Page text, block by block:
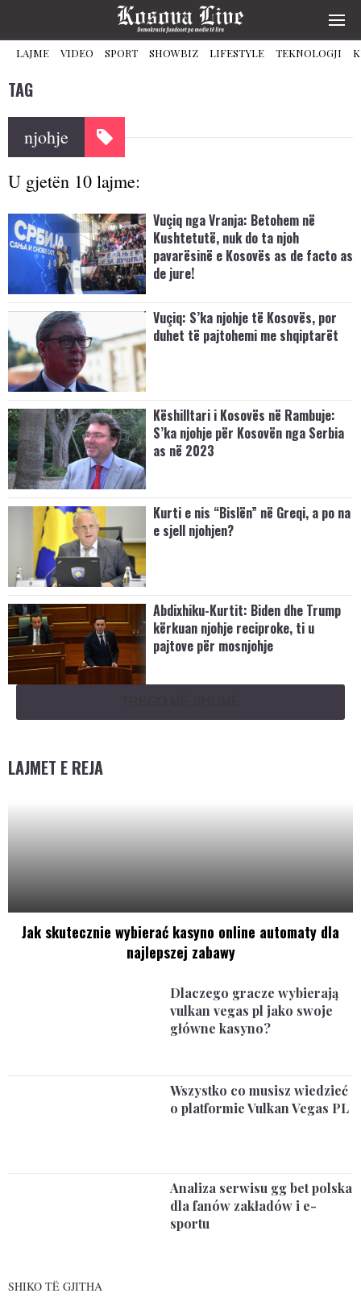
LAJME VIDEO SPORT SHOWBIZ LIFESTYLE TEKNOLOGJI
TAG
njohje
U gjetën 10 lajme:
Vuçiq nga Vranja: Betohem në
Kushtetutë, nuk do ta njoh
pavarësinë e Kosovës as de facto as
de jure!
Vuçiq: S’ka njohje të Kosovës, por
duhet të pajtohemi me shqiptarët
Këshilltari i Kosovës në Rambuje:
S’ka njohje për Kosovën nga Serbia
as në 2023
Kurti e nis “Bislën” në Greqi, a po na
e sjell njohjen?
Abdixhiku-Kurtit: Biden dhe Trump
kërkuan njohje reciproke, ti u
pajtove për mosnjohje
LAJMET E REJA
Jak skutecznie wybierać kasyno online automaty dla
najlepszej zabawy
Dlaczego gracze wybierają
vulkan vegas pl jako swoje
główne kasyno?
Wszystko co musisz wiedzieć
o platformie Vulkan Vegas PL
Analiza serwisu gg bet polska
dla fanów zakładów i e-
sportu
SHIKO TË GJITHA